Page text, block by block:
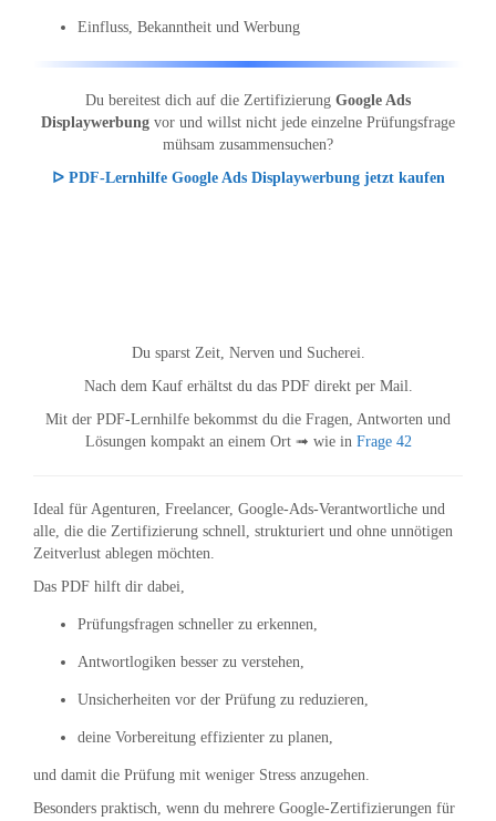
Einfluss, Bekanntheit und Werbung
Du bereitest dich auf die Zertifizierung Google Ads
Displaywerbung vor und willst nicht jede einzelne Prüfungsfrage
mühsam zusammensuchen?
ᐅ PDF-Lernhilfe Google Ads Displaywerbung jetzt kaufen
Du sparst Zeit, Nerven und Sucherei.
Nach dem Kauf erhältst du das PDF direkt per Mail.
Mit der PDF-Lernhilfe bekommst du die Fragen, Antworten und
Lösungen kompakt an einem Ort ➟ wie in Frage 42
Ideal für Agenturen, Freelancer, Google-Ads-Verantwortliche und
alle, die die Zertifizierung schnell, strukturiert und ohne unnötigen
Zeitverlust ablegen möchten.
Das PDF hilft dir dabei,
Prüfungsfragen schneller zu erkennen,
Antwortlogiken besser zu verstehen,
Unsicherheiten vor der Prüfung zu reduzieren,
deine Vorbereitung effizienter zu planen,
und damit die Prüfung mit weniger Stress anzugehen.
Besonders praktisch, wenn du mehrere Google-Zertifizierungen für